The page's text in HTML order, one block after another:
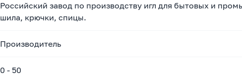
Российский завод по производству игл для бытовых и
шила, крючки, спицы.
Производитель
0 - 50